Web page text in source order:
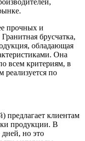
прочных и
брусчатка,
обладающая
Она
всем критериям, в
реализуется по
клиентам
продукции. В
дней, но это